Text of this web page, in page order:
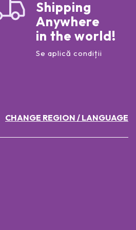
Shipping
Anywhere
in the world!
Se aplică condiții
CHANGE REGION / LANGUAGE